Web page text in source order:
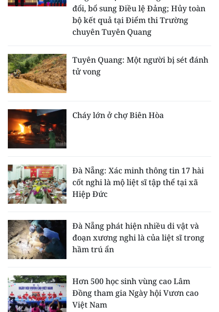
đổi, bổ sung Điều lệ Đảng; Hủy toàn
bộ kết quả tại Điểm thi Trường
chuyên Tuyên Quang
Tuyên Quang: Một người bị sét đánh
tử vong
Cháy lớn ở chợ Biên Hòa
Đà Nẵng: Xác minh thông tin 17 hài
cốt nghi là mộ liệt sĩ tập thể tại xã
Hiệp Đức
Đà Nẵng phát hiện nhiều di vật và
đoạn xương nghi là của liệt sĩ trong
hầm trú ẩn
Hơn 500 học sinh vùng cao Lâm
Đồng tham gia Ngày hội Vươn cao
Việt Nam